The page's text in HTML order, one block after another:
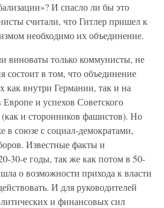
И спасло ли бы это
считали, что Гитлер пришел к
необходимо их объединение.
виноваты только коммунисты, не
состоит в том, что объединение
внутри Германии, так и на
и успехов Советского
и сторонников фашистов). Но
в союзе с социал-демократами,
Известные факты и
30-е годы, так же как потом в 50-
о возможности прихода к власти
И для руководителей
и финансовых сил